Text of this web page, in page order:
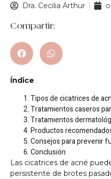
Dra. Cecilia Arthur
Compartir:
Índice
Tipos de cicatrices de
Tratamientos caseros
Tratamientos
Productos
Consejos para prevenir
Conclusión
Las cicatrices de acné
persistente de brotes